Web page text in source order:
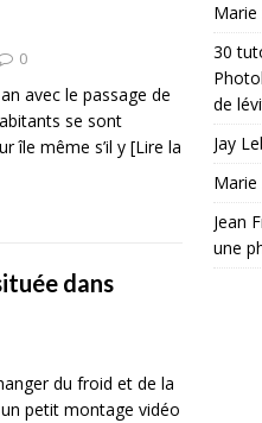
0
avec le passage de
se sont
île même s’il y [Lire la
dans
du froid et de la
petit montage vidéo
Marie
30
de
Jay
Marie
Jean
une